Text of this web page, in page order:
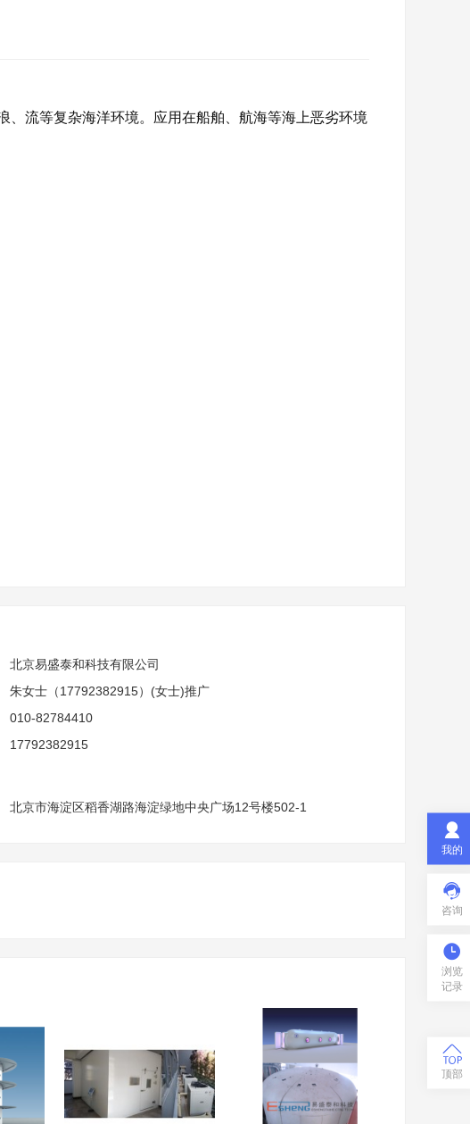
流等复杂海洋环境。应用在船舶、航海等海上恶劣环境
北京易盛泰和科技有限公司
朱女士（17792382915）(女士)推广
010-82784410
17792382915
北京市海淀区稻香湖路海淀绿地中央广场12号楼502-1

我的

咨询

浏览
记录

顶部